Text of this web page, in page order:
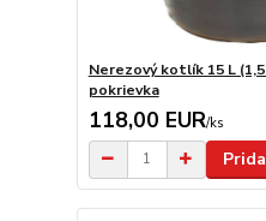
Nerezový kotlík 15 L
pokrievka
118,00 EUR/ks